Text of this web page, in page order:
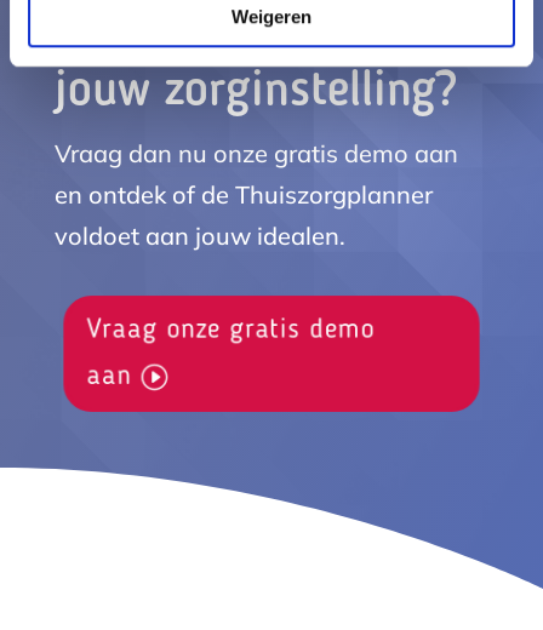
Weigeren
De toekomst in met
jouw zorginstelling?
Vraag dan nu onze gratis demo aan
en ontdek of de Thuiszorgplanner
voldoet aan jouw idealen.
Vraag onze gratis demo
aan